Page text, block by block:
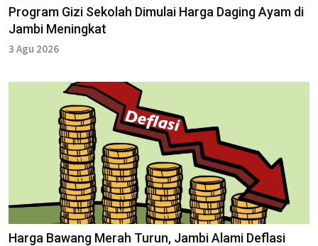
Program Gizi Sekolah Dimulai Harga Daging Ayam di
Jambi Meningkat
3 Agu 2026
Harga Bawang Merah Turun, Jambi Alami Deflasi